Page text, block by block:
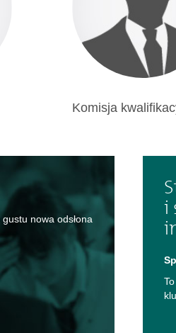
Komisja
nowa odsłona
i